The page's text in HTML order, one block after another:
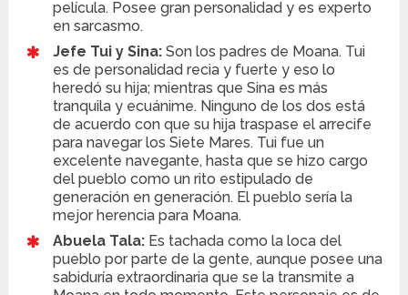
película. Posee gran personalidad y es experto
en sarcasmo.
Jefe Tui y Sina:Son los padres de Moana. Tui
es de personalidad recia y fuerte y eso lo
heredó su hija; mientras que Sina es más
tranquila y ecuánime. Ninguno de los dos está
de acuerdo con que su hija traspase el arrecife
para navegar los Siete Mares. Tui fue un
excelente navegante, hasta que se hizo cargo
del pueblo como un rito estipulado de
generación en generación. El pueblo sería la
mejor herencia para Moana.
Abuela Tala: Es tachada como la loca del
pueblo por parte de la gente, aunque posee una
sabiduría extraordinaria que se la transmite a